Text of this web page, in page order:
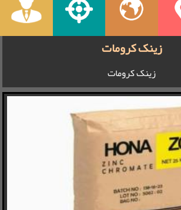
زینک کرومات
زینک کرومات